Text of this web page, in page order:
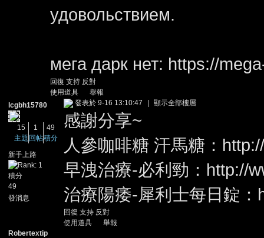
удовольствием.
мега дарк нет: https://
回復 支持 反對
使用道具
舉報
lcgbh15780
15
主題
1
回帖
49
積分
新手上路
積分
49
發消息
發表於 9-16 13:10:47 顯示全部樓層
感謝分享~
人參咖啡糖 汗馬糖：
早洩治療-必利勁： http://
治療陽痿-犀利士每日錠：
回復 支持 反對
使用道具
舉報
Robertextip